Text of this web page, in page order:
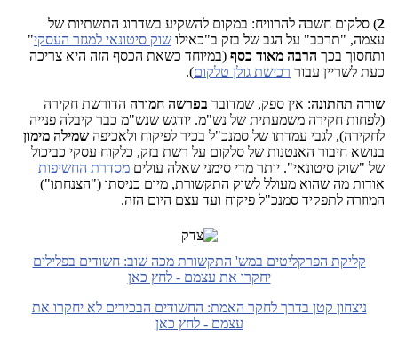
2) סלקום חשבה להרוויח: במקום להשקיע בשדרוג התשתיות של
עצמה, "תרכב" על הגב של בזק ב"כאילו שוק סיטונאי למגזר העסקי"
ותחסוך בכך הרבה מאוד כסף (במיוחד כשאת הכסף הזה היא צריכה
כעת לשריין עבור רכישת גולן טלקום).
שורה תחתונה: אין ספק, שמדובר בפרשה חמורה הדורשת חקירה
(לפחות חקירה משמעתית של נש"מ. יודגש שנש"מ כבר קיבלה פנייה
לחקירה), לגבי עמדתו של סמנכ"ל בכיר לפיקוח ולאכיפה שמילה מימון
בנושא חיבור האנטנות של סלקום על רשת בזק, כלקוח עסקי כביכול
של "שוק סיטונאי". יותר מדי סימני שאלה עולים מסדרת החשיפות
אודות מה שהוא מעולל לשוק התקשורת, מיום כניסתו ("הצנחתו")
המוזרה לתפקיד סמנכ"ל פיקוח ועד עצם היום הזה.
קליקת הפרקליטים במש' התקשורת מכה שוב: חשודים בפלילים
יחקרו את עצמם - לחץ כאן
ניצחון קטן בדרך לחקר האמת: החשודים הבכירים לא יחקרו את
עצמם - לחץ כאן